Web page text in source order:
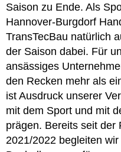
Saison zu Ende. Als
Hannover-Burgdorf
TransTecBau natürlich
der Saison dabei. Für
ansässiges
den Recken mehr als
ist Ausdruck unserer
mit dem Sport und mit
prägen. Bereits seit der
2021/2022 begleiten